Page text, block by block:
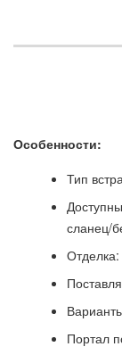
Особенности:
Тип
сланец/
Портал